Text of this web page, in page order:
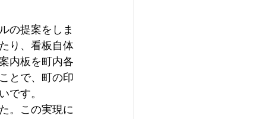
の提案をしま
り、看板自体
内板を町内各
とで、町の印
です。
。この実現に